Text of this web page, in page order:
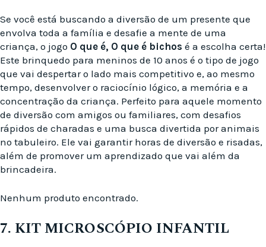
Se você está buscando a diversão de um presente que
envolva toda a família e desafie a mente de uma
criança, o jogo O que é, O que é bichos é a escolha certa!
Este brinquedo para meninos de 10 anos é o tipo de jogo
que vai despertar o lado mais competitivo e, ao mesmo
tempo, desenvolver o raciocínio lógico, a memória e a
concentração da criança. Perfeito para aquele momento
de diversão com amigos ou familiares, com desafios
rápidos de charadas e uma busca divertida por animais
no tabuleiro. Ele vai garantir horas de diversão e risadas,
além de promover um aprendizado que vai além da
brincadeira.
Nenhum produto encontrado.
7. KIT MICROSCÓPIO INFANTIL